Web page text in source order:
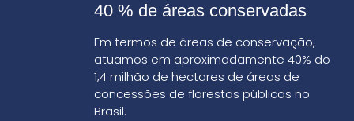
40 % de áreas conservadas
Em termos de áreas de conservação,
atuamos em aproximadamente 40% do
1,4 milhão de hectares de áreas de
concessões de florestas públicas no
Brasil.